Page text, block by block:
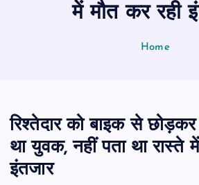
में मौत कर रही
Home
रिश्तेदार को बाइक से छोड़कर
था युवक, नहीं पता था रास्ते
इंतजार